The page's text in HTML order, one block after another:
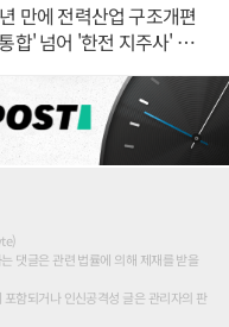
만에 전력산업 구조개편
합' 넘어 '한전 지주사' 재편
댓글은 관련 법률에 의해 제재를 받을
함되거나 인신공격성 글은 관리자의 판